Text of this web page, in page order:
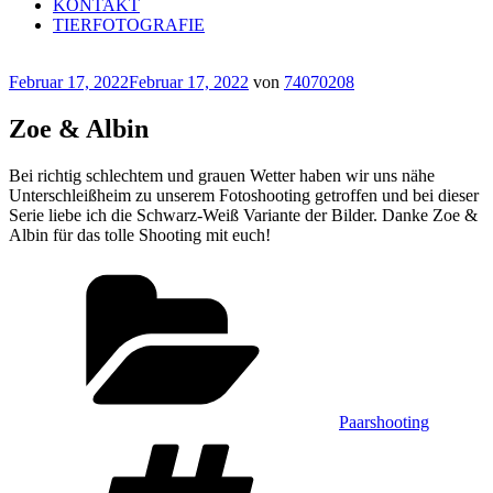
KONTAKT
TIERFOTOGRAFIE
Veröffentlicht
Februar 17, 2022Februar 17, 2022 von 74070208
Zoe & Albin
Bei richtig schlechtem und grauen Wetter haben wir uns nähe
Unterschleißheim zu unserem Fotoshooting getroffen und bei dieser
Serie liebe ich die Schwarz-Weiß Variante der Bilder. Danke Zoe &
Albin für das tolle Shooting mit euch!
Paarshooting